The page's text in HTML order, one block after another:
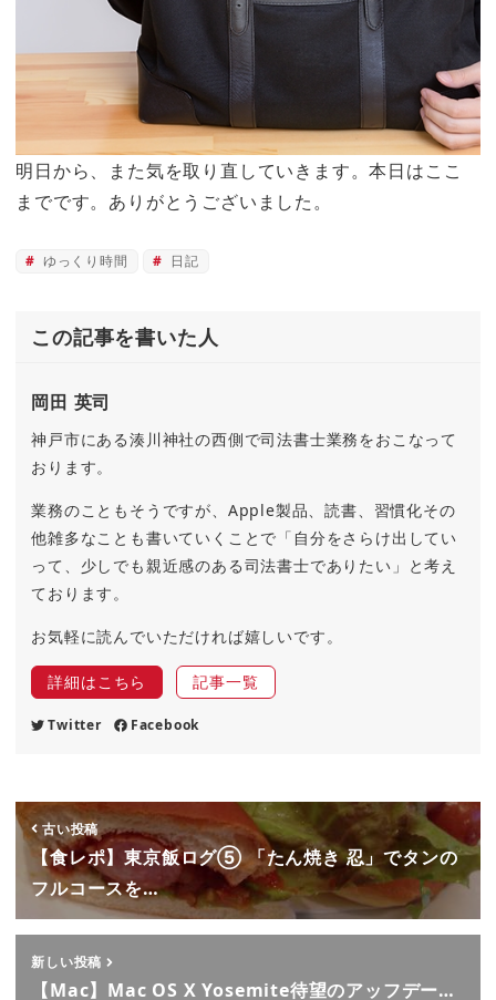
明日から、また気を取り直していきます。本日はここ
までです。ありがとうございました。
ゆっくり時間 日記
この記事を書いた人
岡田 英司
神戸市にある湊川神社の西側で司法書士業務をおこなって
おります。
業務のこともそうですが、Apple製品、読書、習慣化その
他雑多なことも書いていくことで「自分をさらけ出してい
って、少しでも親近感のある司法書士でありたい」と考え
ております。
お気軽に読んでいただければ嬉しいです。
詳細はこちら 記事一覧
Twitter Facebook
古い投稿
【食レポ】東京飯ログ⑤ 「たん焼き 忍」でタンの
フルコースを…
新しい投稿
【Mac】Mac OS X Yosemite待望のアッフデー…